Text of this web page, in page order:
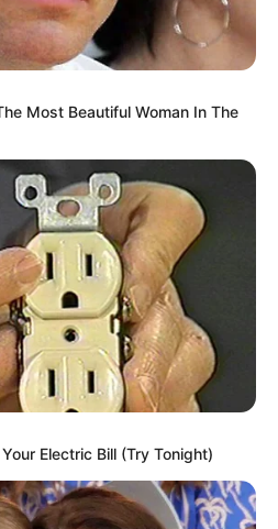
Most Beautiful Woman In The
Electric Bill (Try Tonight)